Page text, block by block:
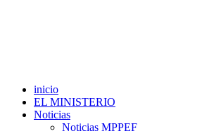
inicio
EL MINISTERIO
Noticias
Noticias MPPEF